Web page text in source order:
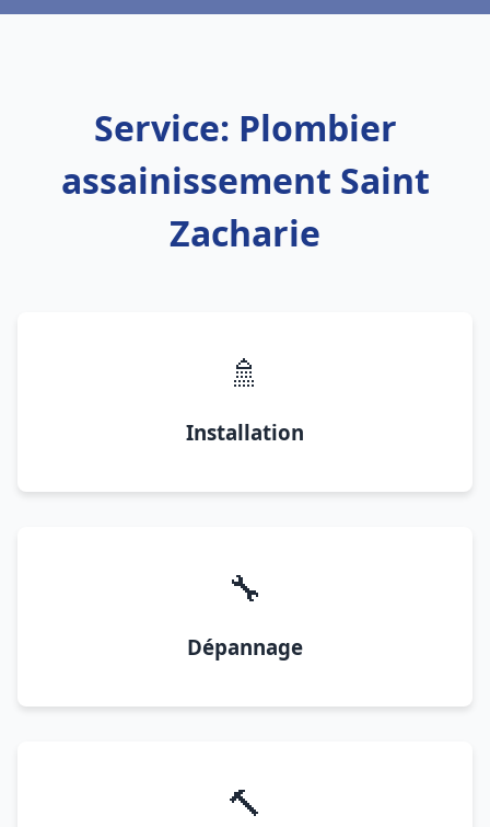
Service: Plombier
assainissement Saint
Zacharie
🚿
Installation
🔧
Dépannage
🔨